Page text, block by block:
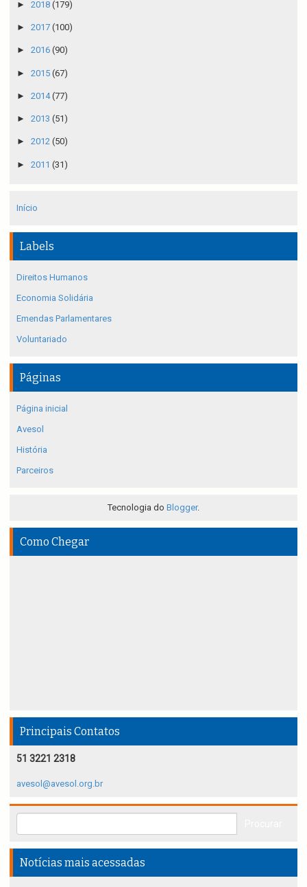
► 2018 (179)
► 2017 (100)
► 2016 (90)
► 2015 (67)
► 2014(77)
► 2013 (51)
► 2012 (50)
► 2011 (31)
Início
Labels
Direitos Humanos
Economia Solidária
Emendas Parlamentares
Voluntariado
Páginas
Página inicial
Avesol
História
Parceiros
Tecnologia do Blogger.
Como Chegar
Principais Contatos
51 3221 2318
avesol@avesol.org.br
Notícias mais acessadas